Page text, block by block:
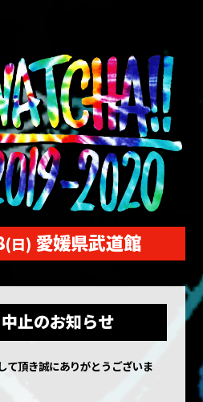
(日) 愛媛県武道館
止のお知らせ
て頂き誠にありがとうございま